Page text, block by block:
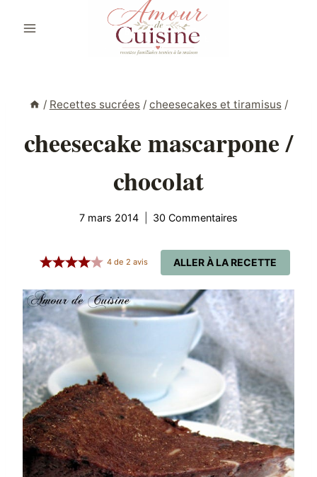
/ Recettes sucrées / cheesecakes et tiramisus /
cheesecake mascarpone /
chocolat
7 mars 2014 30 Commentaires
ALLER À LA RECETTE
4de2 avis